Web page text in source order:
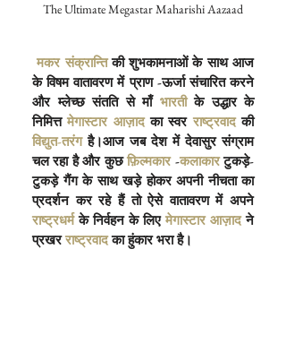
The Ultimate Megastar Maharishi Aazaad
मकर संक्रान्ति की शुभकामनाओं के साथ आज
के विषम वातावरण में प्राण -ऊर्जा संचारित करने
और म्लेच्छ संतति से माँ भारती के उद्धार के
निमित्त मेगास्टार आज़ाद का स्वर राष्ट्रवाद की
विद्युत-तरंग है।आज जब देश में देवासुर संग्राम
चल रहा है और कुछ फ़िल्मकार -कलाकार टुकड़े-
टुकड़े गैंग के साथ खड़े होकर अपनी नीचता का
प्रदर्शन कर रहे हैं तो ऐसे वातावरण में अपने
राष्ट्रधर्म के निर्वहन के लिए मेगास्टार आज़ाद ने
प्रखर राष्ट्रवाद का हुंकार भरा है।